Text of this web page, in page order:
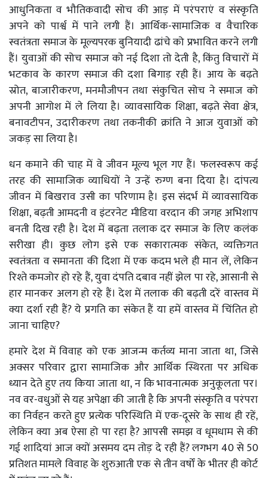
आधुनिकता व भौतिकवादी सोच की आड़ में परंपराएं व संस्कृति
अपने को पार्श्व में पाने लगी हैं। आर्थिक-सामाजिक व वैचारिक
स्वतंत्रता समाज के मूल्यपरक बुनियादी ढांचे को प्रभावित करने लगी
हैं। युवाओं की सोच समाज को नई दिशा तो देती है, किंतु विचारों में
भटकाव के कारण समाज की दशा बिगाड़ रही हैं। आय के बढ़ते
स्रोत, बाजारीकरण, मनमौजीपन तथा संकुचित सोच ने समाज को
अपनी आगोश में ले लिया है। व्यावसायिक शिक्षा, बढ़ते सेवा क्षेत्र,
बनावटीपन, उदारीकरण तथा तकनीकी क्रांति ने आज युवाओं को
जकड़ सा लिया है।
धन कमाने की चाह में वे जीवन मूल्य भूल गए हैं। फलस्वरूप कई
तरह की सामाजिक व्याधियों ने उन्हें रुग्ण बना दिया है। दांपत्य
जीवन में बिखराव उसी का परिणाम है। इस संदर्भ में व्यावसायिक
शिक्षा, बढ़ती आमदनी व इंटरनेट मीडिया वरदान की जगह अभिशाप
बनती दिख रही है। देश में बढ़ता तलाक दर समाज के लिए कलंक
सरीखा ही। कुछ लोग इसे एक सकारात्मक संकेत, व्यक्तिगत
स्वतंत्रता व समानता की दिशा में एक कदम भले ही मान लें, लेकिन
रिश्ते कमजोर हो रहे हैं, युवा दंपति दबाव नहीं झेल पा रहे, आसानी से
हार मानकर अलग हो रहे हैं। देश में तलाक की बढ़ती दरें वास्तव में
क्या दर्शा रही हैं? ये प्रगति का संकेत हैं या हमें वास्तव में चिंतित हो
जाना चाहिए?
हमारे देश में विवाह को एक आजन्म कर्तव्य माना जाता था, जिसे
अक्सर परिवार द्वारा सामाजिक और आर्थिक स्थिरता पर अधिक
ध्यान देते हुए तय किया जाता था, न कि भावनात्मक अनुकूलता पर।
नव वर-वधुओं से यह अपेक्षा की जाती है कि अपनी संस्कृति व परंपरा
का निर्वहन करते हुए प्रत्येक परिस्थिति में एक-दूसरे के साथ ही रहें,
लेकिन क्या अब ऐसा हो पा रहा है? आपसी समझ व धूमधाम से की
गई शादियां आज क्यों असमय दम तोड़ दे रही हैं? लगभग 40 से 50
प्रतिशत मामले विवाह के शुरुआती एक से तीन वर्षों के भीतर ही कोर्ट